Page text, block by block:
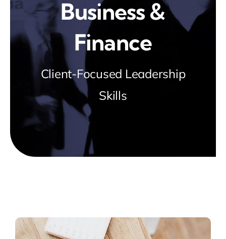
Kontakt
Cookie-Richtlinie (EU)
Business &
Finance
Client-Focused Leadership
Skills